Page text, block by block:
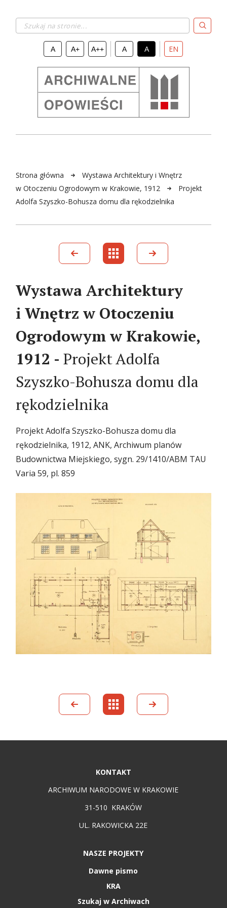
A A+ A++ A A EN
Strona główna
Wystawa Architektury i Wnętrz
w Otoczeniu Ogrodowym w Krakowie, 1912
Projekt
Adolfa Szyszko-Bohusza domu dla rękodzielnika
Wystawa Architektury
i Wnętrz w Otoczeniu
Ogrodowym w Krakowie,
1912 -Projekt Adolfa
Szyszko-Bohusza domu dla
rękodzielnika
Projekt Adolfa Szyszko-Bohusza domu dla
rękodzielnika, 1912, ANK, Archiwum planów
Budownictwa Miejskiego, sygn. 29/1410/ABM TAU
Varia 59, pl. 859
KONTAKT
ARCHIWUM NARODOWE W KRAKOWIE
31-510 KRAKÓW
UL. RAKOWICKA 22E
NASZE PROJEKTY
Dawne pismo
KRA
Szukaj w Archiwach